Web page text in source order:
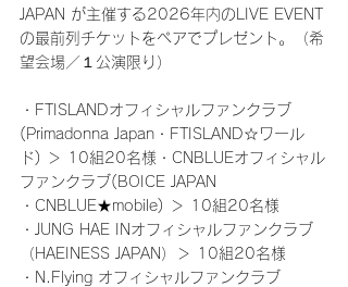
JAPAN が主催する2026年内のLIVE EVENT
の最前列チケットをペアでプレゼント。（希
望会場／１公演限り）
・FTISLANDオフィシャルファンクラブ
(Primadonna Japan・FTISLAND☆ワール
ド) ＞ 10組20名様・CNBLUEオフィシャル
ファンクラブ(BOICE JAPAN
・CNBLUE★mobile) ＞ 10組20名様
・JUNG HAE INオフィシャルファンクラブ
（HAEINESS JAPAN）＞ 10組20名様
・N.Flying オフィシャルファンクラブ